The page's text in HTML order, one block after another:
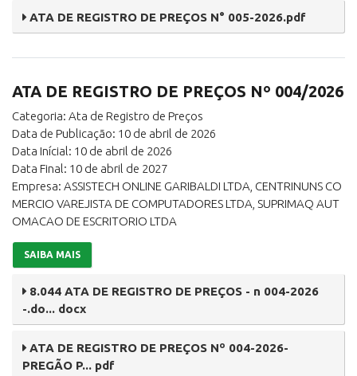
ATA DE REGISTRO DE PREÇOS N° 005-2026.pdf
ATA DE REGISTRO DE PREÇOS Nº 004/2026
Categoria: Ata de Registro de Preços
Data de Publicação: 10 de abril de 2026
Data Inícial: 10 de abril de 2026
Data Final: 10 de abril de 2027
Empresa: ASSISTECH ONLINE GARIBALDI LTDA, CENTRINUNS CO
MERCIO VAREJISTA DE COMPUTADORES LTDA, SUPRIMAQ AUT
OMACAO DE ESCRITORIO LTDA
SAIBA MAIS
8.044 ATA DE REGISTRO DE PREÇOS - n 004-2026
-.do... docx
ATA DE REGISTRO DE PREÇOS Nº 004-2026-
PREGÃO P... pdf